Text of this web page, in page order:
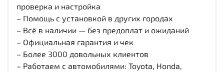
проверка и настройка
– Помощь с установкой в других городах
– Всё в наличии — без предоплат и ожиданий
– Официальная гарантия и чек
– Более 3000 довольных клиентов
– Работаем с автомобилями: Toyota, Honda,